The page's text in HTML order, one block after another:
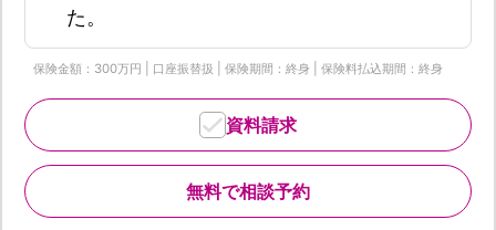
た。
保険金額：300万円 | 口座振替扱 | 保険期間：終身 | 保険料払込期間：終身
無料で相談予約
資料請求